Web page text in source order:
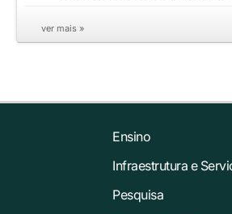
ver mais »
Ensino
Infraestrutura e
Pesquisa